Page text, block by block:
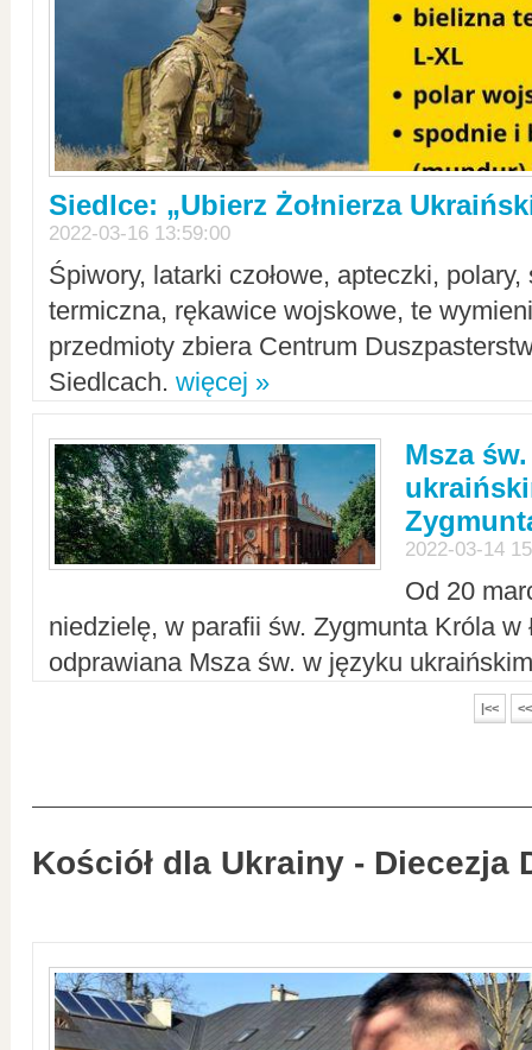
Siedlce: „Ubierz Żołnierza
2022-03-16 13:59:00
Śpiwory, latarki czołowe, apteczki,
termiczna, rękawice wojskowe, te
przedmioty zbiera Centrum
Siedlcach. więcej »
Msza
2022-03-14
Od 20
niedzielę, w parafii św. Zygmunta Króla w
odprawiana Msza św. w języku
|<< <<
Kościół dla Ukrainy - Diecezja